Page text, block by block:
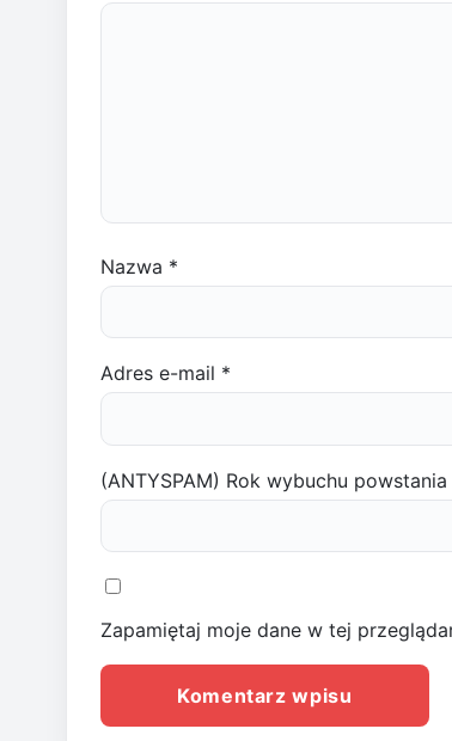
Nazwa *
Adres e-mail *
(ANTYSPAM) Rok wybuchu
Zapamiętaj moje dane w tej